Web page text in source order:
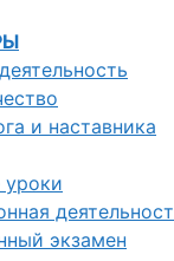
и наставника
экзамен